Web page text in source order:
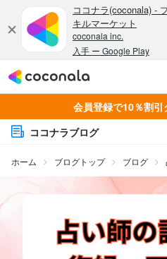
会員登録で10％割引
ココナラブログ
ホーム ブログトップ ブログ